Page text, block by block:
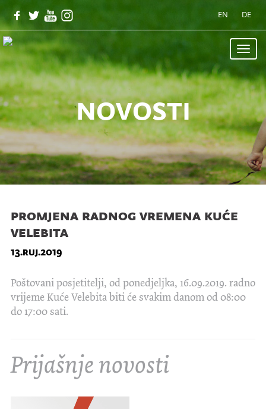
EN DE
Toggle
novosti
promjena radnog vremena kuće
velebita
13.ruj.2019
Poštovani posjetitelji, od ponedjeljka, 16.09.2019. radno
vrijeme Kuće Velebita biti će svakim danom od 08:00
do 17:00 sati.
Prijašnje novosti